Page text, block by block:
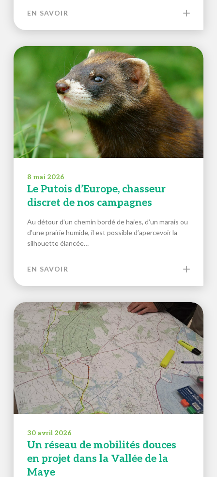
EN SAVOIR
8 mai 2026
Le Putois d’Europe, chasseur
discret de nos campagnes
Au détour d’un chemin bordé de haies, d’un marais ou
d’une prairie humide, il est possible d’apercevoir la
silhouette élancée…
EN SAVOIR
30 avril 2026
Un réseau de mobilités douces
en projet dans la Vallée de la
Maye